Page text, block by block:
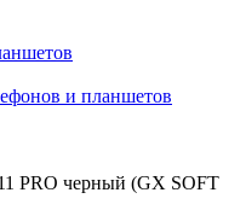
и планшетов
PRO черный (GX SOFT